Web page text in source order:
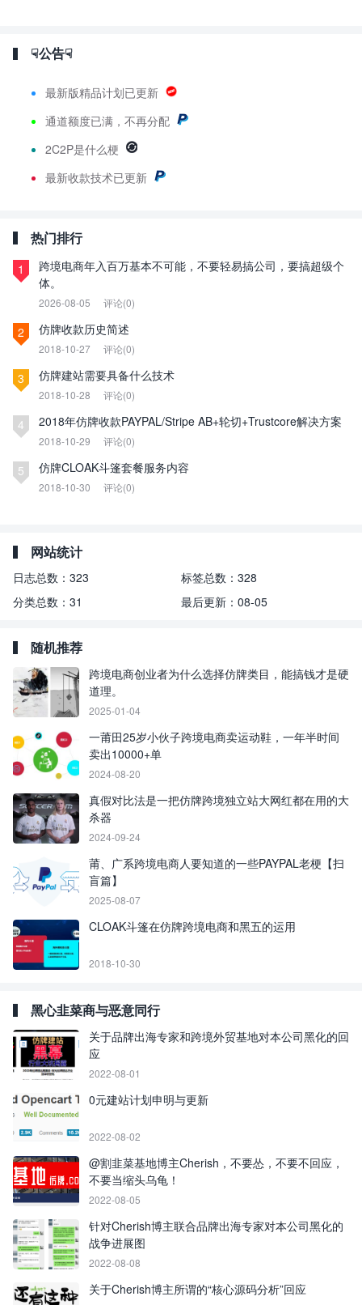
☟公告☟
最新版精品计划已更新
通道额度已满，不再分配
2C2P是什么梗
最新收款技术已更新
热门排行
1
跨境电商年入百万基本不可能，不要轻易搞公司，要搞超级个
体。
2026-08-05 评论(0)
2 仿牌收款历史简述
2018-10-27 评论(0)
3 仿牌建站需要具备什么技术
2018-10-28 评论(0)
4 2018年仿牌收款PAYPAL/Stripe AB+轮切+Trustcore解决方案
2018-10-29 评论(0)
5 仿牌CLOAK斗篷套餐服务内容
2018-10-30 评论(0)
网站统计
日志总数： 323 标签总数： 328
分类总数： 31 最后更新： 08-05
随机推荐
跨境电商创业者为什么选择仿牌类目，能搞钱才是硬
道理。
2025-01-04
一莆田25岁小伙子跨境电商卖运动鞋，一年半时间
卖出10000+单
2024-08-20
真假对比法是一把仿牌跨境独立站大网红都在用的大
杀器
2024-09-24
莆、广系跨境电商人要知道的一些PAYPAL老梗【扫
盲篇】
2025-08-07
CLOAK斗篷在仿牌跨境电商和黑五的运用
2018-10-30
黑心韭菜商与恶意同行
关于品牌出海专家和跨境外贸基地对本公司黑化的回
应
2022-08-01
0元建站计划申明与更新
2022-08-02
@割韭菜基地博主Cherish，不要怂，不要不回应，
不要当缩头乌龟！
2022-08-05
针对Cherish博主联合品牌出海专家对本公司黑化的
战争进展图
2022-08-08
关于Cherish博主所谓的“核心源码分析”回应